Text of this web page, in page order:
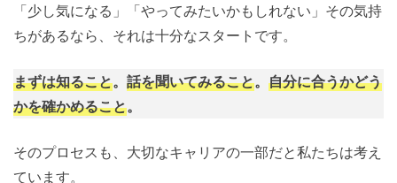
「少し気になる」「やってみたいかもしれない」その気持
ちがあるなら、それは十分なスタートです。
まずは知ること。 話を聞いてみること。 自分に合うかどう
かを確かめること。
そのプロセスも、大切なキャリアの一部だと私たちは考え
ています。